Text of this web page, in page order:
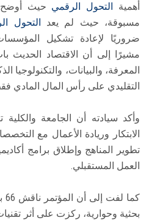
أهمية
التحول الرقمي حيث أوضح
مسبوقة، حيث لم يعد
التحول
ضروريًا لإعادة تشكيل
مشيرًا إلى أن الاقتصاد
المعرفة، والبيانات، والتكنولوجيا
التقليدي على رأس المال المادي
وأكد سيادته أن الجامعة والكلية
الابتكار وريادة الأعمال مع
تطوير المناهج وإطلاق برامج
العمل المستقبلي.
بحثية وحوارية، ركزت على أثر